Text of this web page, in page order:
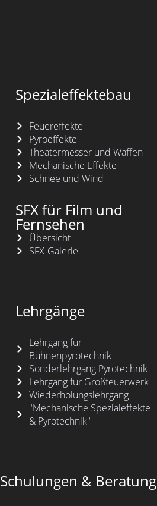
Spezialeffektebau
Feuereffekte
Pyroeffekte
Theatermesser und Waffen
Mechanische Effekte
Schnee und Wind
SFX für Film und
Fernsehen
Übersicht
SFX-Galerie
Lehrgänge
Lehrgang für
Bühnenpyrotechnik
Sonderlehrgang Pyrotechnik
Lehrgang für Großfeuerwerk
Wiederholungslehrgang
"Mechanische Spezialeffekte
& Pyrotechnik"
Schulungen & Beratung